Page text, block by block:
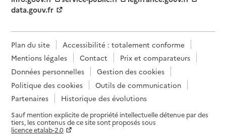
data.gouv.fr
Plan du site
Accessibilité : totalement conforme
Mentions légales
Contact
Prix et comparateurs
Données personnelles
Gestion des cookies
Politique des cookies
Outils de communication
Partenaires
Historique des évolutions
Sauf mention explicite de propriété intellectuelle détenue par des
tiers, les contenus de ce site sont proposés sous
licence etalab-2.0